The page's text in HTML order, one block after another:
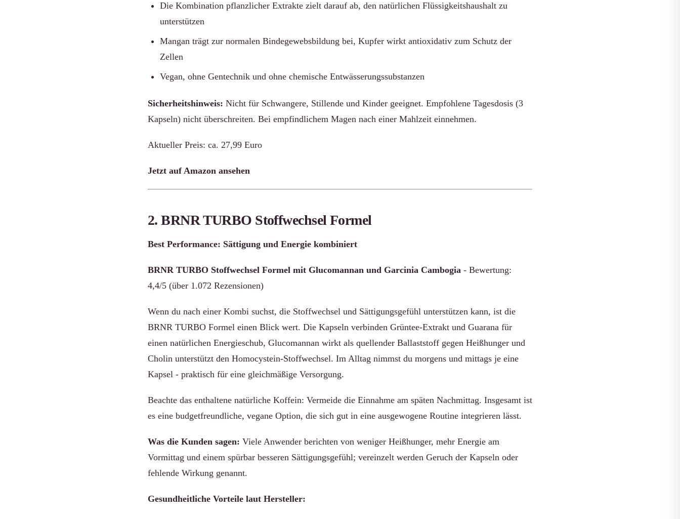
Die Kombination pflanzlicher Extrakte zielt darauf ab, den natürlichen Flüssigkeitshaushalt zu
unterstützen
Mangan trägt zur normalen Bindegewebsbildung bei, Kupfer wirkt antioxidativ zum Schutz der
Zellen
Vegan, ohne Gentechnik und ohne chemische Entwässerungssubstanzen
Sicherheitshinweis: Nicht für Schwangere, Stillende und Kinder geeignet. Empfohlene Tagesdosis (3
Kapseln) nicht überschreiten. Bei empfindlichem Magen nach einer Mahlzeit einnehmen.
Aktueller Preis: ca. 27,99 Euro
Jetzt auf Amazon ansehen
2. BRNR TURBO Stoffwechsel Formel
Best Performance: Sättigung und Energie kombiniert
BRNR TURBO Stoffwechsel Formel mit Glucomannan und Garcinia Cambogia - Bewertung:
4,4/5 (über 1.072 Rezensionen)
Wenn du nach einer Kombi suchst, die Stoffwechsel und Sättigungsgefühl unterstützen kann, ist die
BRNR TURBO Formel einen Blick wert. Die Kapseln verbinden Grüntee-Extrakt und Guarana für
einen natürlichen Energieschub, Glucomannan wirkt als quellender Ballaststoff gegen Heißhunger und
Cholin unterstützt den Homocystein-Stoffwechsel. Im Alltag nimmst du morgens und mittags je eine
Kapsel - praktisch für eine gleichmäßige Versorgung.
Beachte das enthaltene natürliche Koffein: Vermeide die Einnahme am späten Nachmittag. Insgesamt ist
es eine budgetfreundliche, vegane Option, die sich gut in eine ausgewogene Routine integrieren lässt.
Was die Kunden sagen: Viele Anwender berichten von weniger Heißhunger, mehr Energie am
Vormittag und einem spürbar besseren Sättigungsgefühl; vereinzelt werden Geruch der Kapseln oder
fehlende Wirkung genannt.
Gesundheitliche Vorteile laut Hersteller: